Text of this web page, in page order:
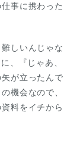
事に携わった
しいんじゃな
、『じゃあ、
が立ったんで
機会なので、
料をイチから